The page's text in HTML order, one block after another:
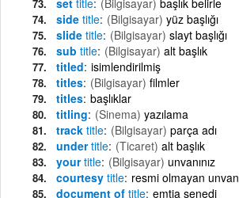
side title (Bilgisayar) yüz başlığı
slide title (Bilgisayar) slayt başlığı
sub title (Bilgisayar) alt başlık
titled isimlendirilmiş
titles (Bilgisayar) filmler
titles başlıklar
titling (Sinema) yazılama
track title (Bilgisayar) parça adı
undertitle (Ticaret) alt başlık
yourtitle (Bilgisayar) unvanınız
courtesy title resmi olmayan unvan
document of title emtia senedi